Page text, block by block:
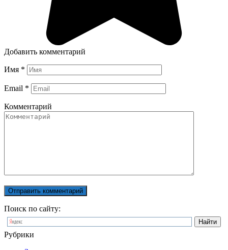
Добавить комментарий
Имя *
Email *
Комментарий
Поиск по сайту:
Рубрики